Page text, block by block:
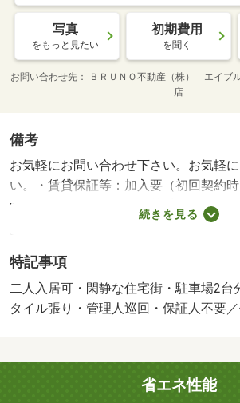
写真
をもっと見たい
初期費用
を聞く
お問い合わせ先
ＢＲＵＮＯ不動産（株） エイブ
店
備考
お気軽にお問い合わせ下さい。お気軽
い。・賃貸保証等：加入要（初回契約
時：１０，０００円、引落手数料３００
込））・鍵交換代：あり１６，５００
態：巡回・東区西大寺上にある３ＤＫア
Ｒ赤穂線西大寺駅まで徒歩４分です！
し・駐輪場：有
続きを見る
特記事項
二人入居可・閑静な住宅街・駐車場2台
タイル張り・管理人巡回・保証人不要
省エネ性能